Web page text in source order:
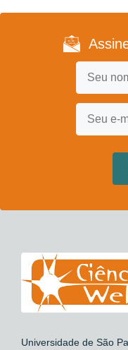
Universidade de São